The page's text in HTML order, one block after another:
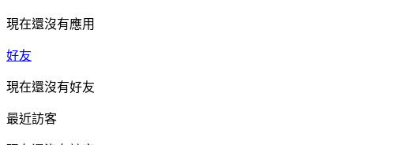
現在還沒有應用
好友
現在還沒有好友
最近訪客